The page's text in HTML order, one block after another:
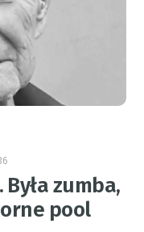
zumba,
pool